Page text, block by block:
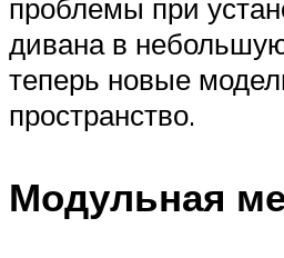
проблемы при
дивана в
теперь новые
пространство.
Модульная